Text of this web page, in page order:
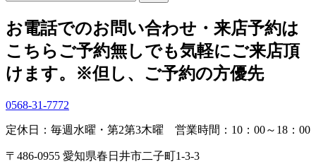
お電話でのお問い合わせ・ 来店予約は
こちらご予約無しでも気軽にご来店頂
けます。
※但し、ご予約の方優先
0568-31-7772
定休日：毎週水曜・第2第3木曜 営業時間：10：00～18：00
〒486-0955 愛知県春日井市二子町1-3-3